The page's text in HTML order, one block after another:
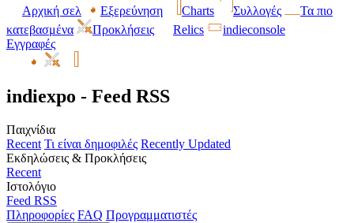
Αρχική σελ
Εξερεύνηση Charts Συλλογές
Τα πιο
κατεβασμένα
Προκλήσεις Relics
indieconsole
Εγγραφές
indiexpo - Feed RSS
Παιχνίδια
Recent Τι είναι δημοφιλές Recently Updated
Εκδηλώσεις & Προκλήσεις
Recent
Ιστολόγιο
Feed RSS
Πληροφορίες FAQ Προγραμματιστές